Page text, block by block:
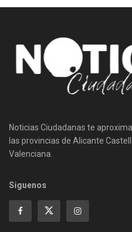
Noticias Ciudadanas te
las provincias de Alicante
Valenciana.
Siguenos